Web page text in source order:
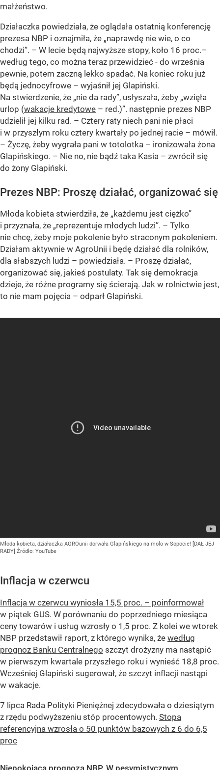
małżeństwo.
Działaczka powiedziała, że oglądała ostatnią konferencję
prezesa NBP i oznajmiła, że „naprawdę nie wie, o co
chodzi”. – W lecie będą najwyższe stopy, koło 16 proc.–
według tego, co można teraz przewidzieć - do września
pewnie, potem zaczną lekko spadać. Na koniec roku już
będą jednocyfrowe – wyjaśnił jej Glapiński.
Na stwierdzenie, że „nie da rady”, usłyszała, żeby „wzięła
urlop (wakacje kredytowe – red.)”. następnie prezes NBP
udzielił jej kilku rad. – Cztery raty niech pani nie płaci
i w przyszłym roku cztery kwartały po jednej racie – mówił.
– Życzę, żeby wygrała pani w totolotka – ironizowała żona
Glapińskiego. – Nie no, nie bądź taka Kasia – zwrócił się
do żony Glapiński.
Prezes NBP: Proszę działać, organizować się
Młoda kobieta stwierdziła, że „każdemu jest ciężko”
i przyznała, że „reprezentuje młodych ludzi”. – Tylko
nie chcę, żeby moje pokolenie było straconym pokoleniem.
Działam aktywnie w AgroUnii i będę działać dla rolników,
dla słabszych ludzi – powiedziała. – Proszę działać,
organizować się, jakieś postulaty. Tak się demokracja
dzieje, że różne programy się ścierają. Jak w rolnictwie jest,
to nie mam pojęcia – odparł Glapiński.
Młoda kobieta, działaczka AGROunii dorwała Glapińskiego na molo w Sopocie! [DAŁ JEJ
RADY] Źródło: YouTube
Inflacja w czerwcu
Inflacja w czerwcu wyniosła 15,5 proc. – poinformował
w piątek GUS. W porównaniu do poprzedniego miesiąca
ceny towarów i usług wzrosły o 1,5 proc. Z kolei we wtorek
NBP przedstawił raport, z którego wynika, że według
prognoz Banku Centralnego szczyt drożyzny ma nastąpić
w pierwszym kwartale przyszłego roku i wynieść 18,8 proc.
Wcześniej Glapiński sugerował, że szczyt inflacji nastąpi
w wakacje.
7 lipca Rada Polityki Pieniężnej zdecydowała o dziesiątym
z rzędu podwyższeniu stóp procentowych. Stopa
referencyjna wzrosła o 50 punktów bazowych z 6 do 6,5
proc
Niepokojąca prognoza NBP. W pesymistycznym